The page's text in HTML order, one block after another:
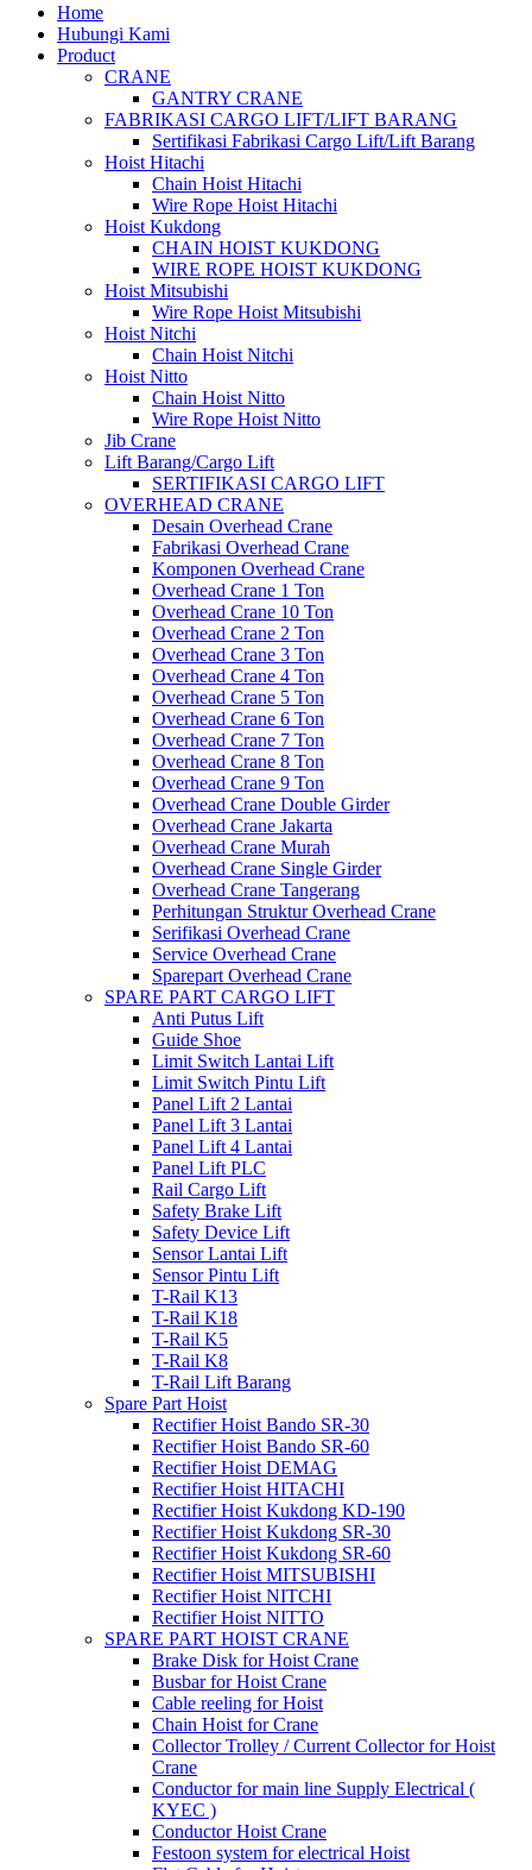
Home
Hubungi Kami
Product
CRANE
GANTRY CRANE
FABRIKASI CARGO LIFT/LIFT BARANG
Sertifikasi Fabrikasi Cargo Lift/Lift Barang
Hoist Hitachi
Chain Hoist Hitachi
Wire Rope Hoist Hitachi
Hoist Kukdong
CHAIN HOIST KUKDONG
WIRE ROPE HOIST KUKDONG
Hoist Mitsubishi
Wire Rope Hoist Mitsubishi
Hoist Nitchi
Chain Hoist Nitchi
Hoist Nitto
Chain Hoist Nitto
Wire Rope Hoist Nitto
Jib Crane
Lift Barang/Cargo Lift
SERTIFIKASI CARGO LIFT
OVERHEAD CRANE
Desain Overhead Crane
Fabrikasi Overhead Crane
Komponen Overhead Crane
Overhead Crane 1 Ton
Overhead Crane 10 Ton
Overhead Crane 2 Ton
Overhead Crane 3 Ton
Overhead Crane 4 Ton
Overhead Crane 5 Ton
Overhead Crane 6 Ton
Overhead Crane 7 Ton
Overhead Crane 8 Ton
Overhead Crane 9 Ton
Overhead Crane Double Girder
Overhead Crane Jakarta
Overhead Crane Murah
Overhead Crane Single Girder
Overhead Crane Tangerang
Perhitungan Struktur Overhead Crane
Serifikasi Overhead Crane
Service Overhead Crane
Sparepart Overhead Crane
SPARE PART CARGO LIFT
Anti Putus Lift
Guide Shoe
Limit Switch Lantai Lift
Limit Switch Pintu Lift
Panel Lift 2 Lantai
Panel Lift 3 Lantai
Panel Lift 4 Lantai
Panel Lift PLC
Rail Cargo Lift
Safety Brake Lift
Safety Device Lift
Sensor Lantai Lift
Sensor Pintu Lift
T-Rail K13
T-Rail K18
T-Rail K5
T-Rail K8
T-Rail Lift Barang
Spare Part Hoist
Rectifier Hoist Bando SR-30
Rectifier Hoist Bando SR-60
Rectifier Hoist DEMAG
Rectifier Hoist HITACHI
Rectifier Hoist Kukdong KD-190
Rectifier Hoist Kukdong SR-30
Rectifier Hoist Kukdong SR-60
Rectifier Hoist MITSUBISHI
Rectifier Hoist NITCHI
Rectifier Hoist NITTO
SPARE PART HOIST CRANE
Brake Disk for Hoist Crane
Busbar for Hoist Crane
Cable reeling for Hoist
Chain Hoist for Crane
Collector Trolley / Current Collector for Hoist
Crane
Conductor for main line Supply Electrical (
KYEC )
Conductor Hoist Crane
Festoon system for electrical Hoist